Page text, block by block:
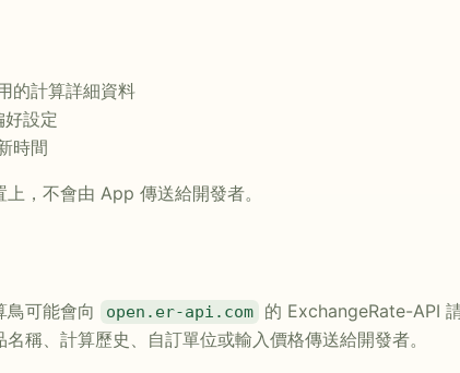
的計算詳細資料
設定
時間
，不會由 App 傳送給開發者。
鳥可能會向 open.er-api.com
的 ExchangeRate-API
稱、計算歷史、自訂單位或輸入價格傳送給開發者。